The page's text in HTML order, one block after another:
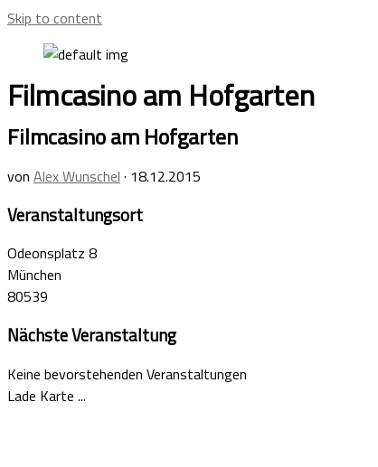
Skip to content
Filmcasino am Hofgarten
Filmcasino am Hofgarten
von Alex Wunschel · 18.12.2015
Veranstaltungsort
Odeonsplatz 8
München
80539
Nächste Veranstaltung
Keine bevorstehenden Veranstaltungen
Lade Karte ...